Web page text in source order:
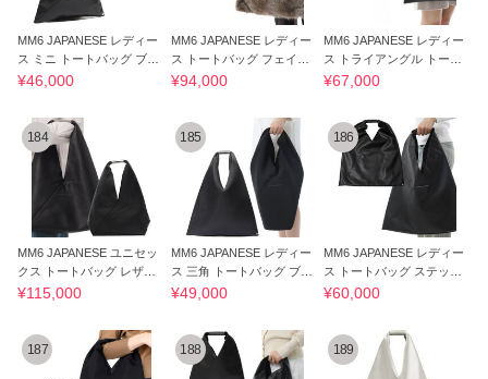
MM6 JAPANESE レディー
ス ミニ トートバッグ ブラ
ック
¥46,000
MM6 JAPANESE レディー
ス トートバッグ フェイク
ファー
¥94,000
MM6 JAPANESE レディー
ス トライアングル トート
バッグ
¥67,000
184
MM6 JAPANESE ユニセッ
クス トートバッグ レザー
ロゴ 26SS
¥115,000
185
MM6 JAPANESE レディー
ス 三角 トートバッグ ブラ
ック 26SS
¥49,000
186
MM6 JAPANESE レディー
ス トートバッグ ステッチ
26SS
¥60,000
187 188 189